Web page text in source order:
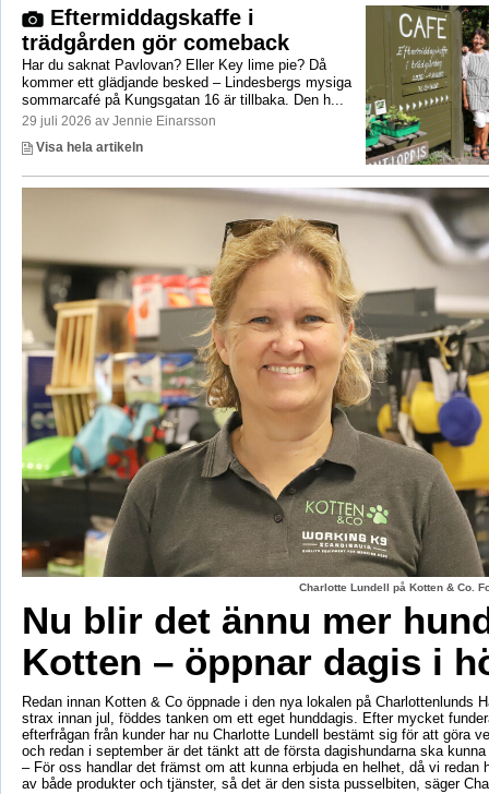
Eftermiddagskaffe i
trädgården gör comeback
Har du saknat Pavlovan? Eller Key lime pie? Då
kommer ett glädjande besked – Lindesbergs mysiga
sommarcafé på Kungsgatan 16 är tillbaka. Den h...
29 juli 2026 av Jennie Einarsson
Visa hela artikeln
Charlotte Lundell på Kotten & Co.
Nu blir det ännu mer
Kotten – öppnar dagis i
Redan innan Kotten & Co öppnade i den nya lokalen på Charlottenlunds
strax innan jul, föddes tanken om ett eget hunddagis. Efter mycket
efterfrågan från kunder har nu Charlotte Lundell bestämt sig för att göra
och redan i september är det tänkt att de första dagishundarna ska
– För oss handlar det främst om att kunna erbjuda en helhet, då vi redan
av både produkter och tjänster, så det är den sista pusselbiten, säger